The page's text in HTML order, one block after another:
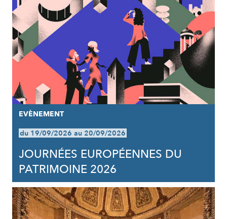
EVÈNEMENT
du 19/09/2026 au 20/09/2026
JOURNÉES EUROPÉENNES DU
PATRIMOINE 2026